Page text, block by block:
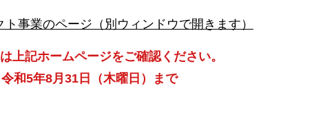
事業のページ（別ウィンドウで開きます）
上記ホームページをご確認ください。
和5年8月31日（木曜日）まで